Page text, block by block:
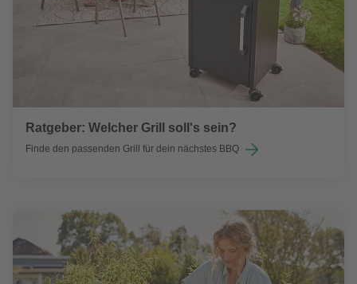
Ratgeber: Welcher Grill soll's sein?
Finde den passenden Grill für dein nächstes BBQ